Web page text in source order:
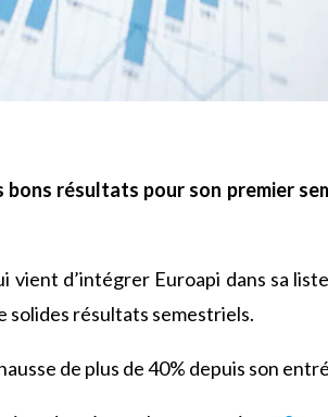
bons résultats pour son premier
vient d’intégrer Euroapi dans sa
solides résultats semestriels.
de plus de 40% depuis son